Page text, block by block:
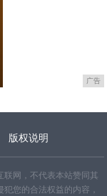
广告
版权说明
联网，不代表本站赞同其
您的合法权益的内容，